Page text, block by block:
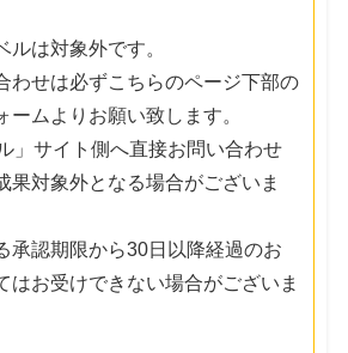
は対象外です。
わせは必ずこちらのページ下部の
ームよりお願い致します。
」サイト側へ直接お問い合わせ
果対象外となる場合がございま
承認期限から30日以降経過のお
はお受けできない場合がございま